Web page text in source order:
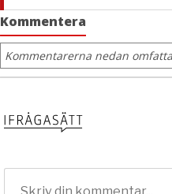
Kommentera
Kommentarerna nedan